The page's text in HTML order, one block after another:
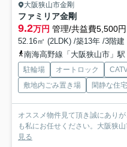
大阪狭山市金剛
ファミリア金剛
9.2万円 管理/共益費5,500円
52.16㎡ (2LDK) /築13年 /3階建
南海高野線「大阪狭山市」
駐輪場 オートロック
敷地内ごみ置き場
閑静な住
オススメ物件見て頂き誠にあり
も私にお任せください。大阪狭
見る